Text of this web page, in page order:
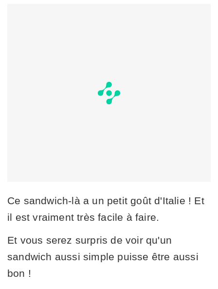
Ce sandwich-là a un petit goût d'Italie ! Et
il est vraiment très facile à faire.
Et vous serez surpris de voir qu'un
sandwich aussi simple puisse être aussi
bon !